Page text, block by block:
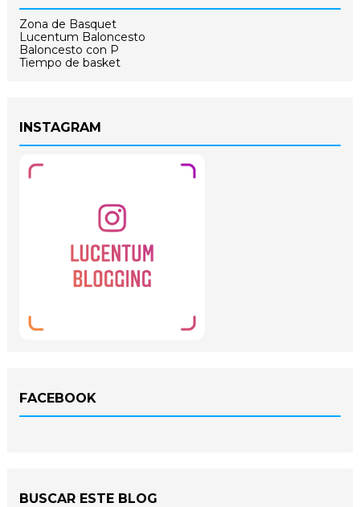
Zona de Basquet
Lucentum Baloncesto
Baloncesto con P
Tiempo de basket
INSTAGRAM
FACEBOOK
BUSCAR ESTE BLOG